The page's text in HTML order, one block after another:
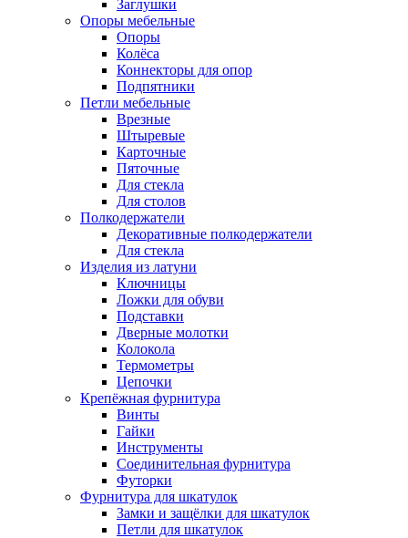
Заглушки
Опоры мебельные
Опоры
Колёса
Коннекторы для опор
Подпятники
Петли мебельные
Врезные
Штыревые
Карточные
Пяточные
Для стекла
Для столов
Полкодержатели
Декоративные полкодержатели
Для стекла
Изделия из латуни
Ключницы
Ложки для обуви
Подставки
Дверные молотки
Колокола
Термометры
Цепочки
Крепёжная фурнитура
Винты
Гайки
Инструменты
Соединительная фурнитура
Футорки
Фурнитура для шкатулок
Замки и защёлки для шкатулок
Петли для шкатулок